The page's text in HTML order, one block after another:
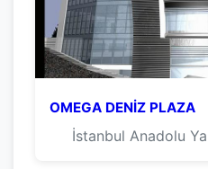
OMEGA DENİZ PLAZA
İstanbul Anadolu